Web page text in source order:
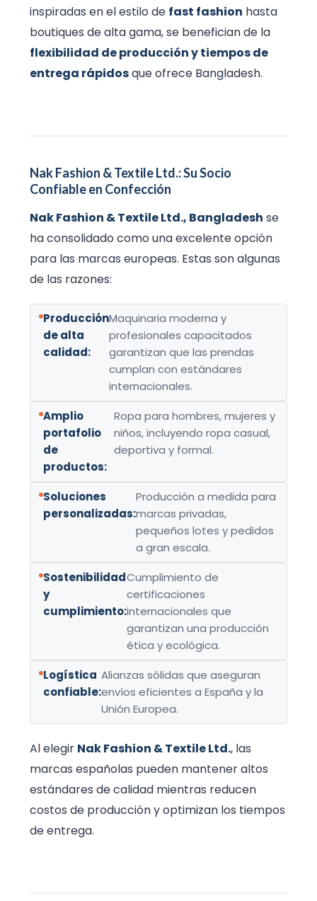
inspiradas en el estilo de fast fashion hasta
boutiques de alta gama, se benefician de la
flexibilidad de producción y tiempos de
entrega rápidosque ofrece Bangladesh.
Nak Fashion & Textile Ltd.: Su Socio
Confiable en Confección
Nak Fashion & Textile Ltd., Bangladesh se
ha consolidado como una excelente opción
para las marcas europeas. Estas son algunas
de las razones:
Producción
de alta
calidad:
Maquinaria moderna y
profesionales capacitados
garantizan que las prendas
cumplan con estándares
internacionales.
Amplio
portafolio
de
productos:
Ropa para hombres, mujeres y
niños, incluyendo ropa casual,
deportiva y formal.
Soluciones
personalizadas:
Producción a medida para
marcas privadas,
pequeños lotes y pedidos
a gran escala.
Sostenibilidad
y
cumplimiento:
Cumplimiento de
certificaciones
internacionales que
garantizan una producción
ética y ecológica.
Logística
confiable:
Alianzas sólidas que aseguran
envíos eficientes a España y la
Unión Europea.
Al elegir Nak Fashion & Textile Ltd., las
marcas españolas pueden mantener altos
estándares de calidad mientras reducen
costos de producción y optimizan los tiempos
de entrega.